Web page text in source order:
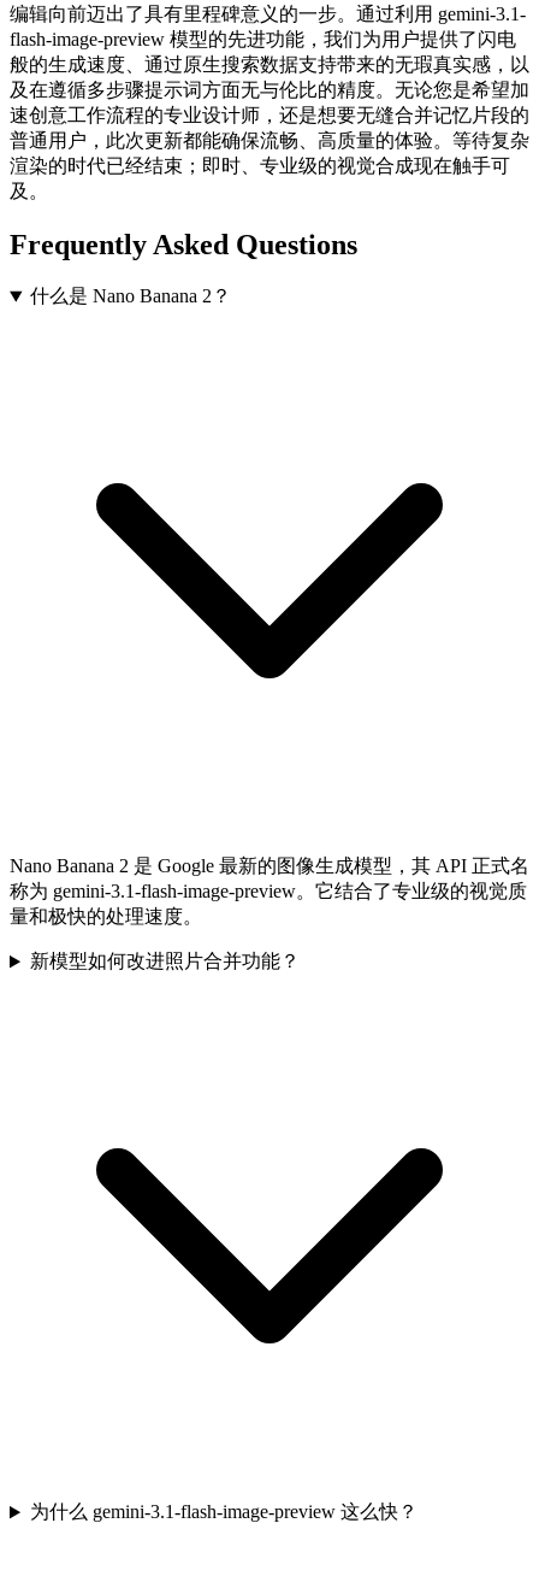
编辑向前迈出了具有里程碑意义的一步。通过利用 gemini-3.1-
flash-image-preview 模型的先进功能，我们为用户提供了闪电
般的生成速度、通过原生搜索数据支持带来的无瑕真实感，以
及在遵循多步骤提示词方面无与伦比的精度。无论您是希望加
速创意工作流程的专业设计师，还是想要无缝合并记忆片段的
普通用户，此次更新都能确保流畅、高质量的体验。等待复杂
渲染的时代已经结束；即时、专业级的视觉合成现在触手可
及。
Frequently Asked Questions
什么是 Nano Banana 2？
Nano Banana 2 是 Google 最新的图像生成模型，其 API 正式名
称为 gemini-3.1-flash-image-preview。它结合了专业级的视觉质
量和极快的处理速度。
新模型如何改进照片合并功能？
为什么 gemini-3.1-flash-image-preview 这么快？